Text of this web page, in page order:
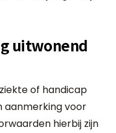
uitwonend
of handicap
aanmerking voor
hierbij zijn